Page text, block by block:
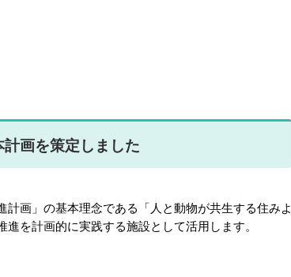
画を策定しました
画」の基本理念である「人と動物が共生する住みよ
を計画的に実践する施設として活用します。